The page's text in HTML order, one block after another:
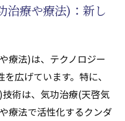
治療や療法)：新し
療法)は、テクノロジー
広げています。特に、
術は、気功治療(天啓気
療法で活性化するクンダ